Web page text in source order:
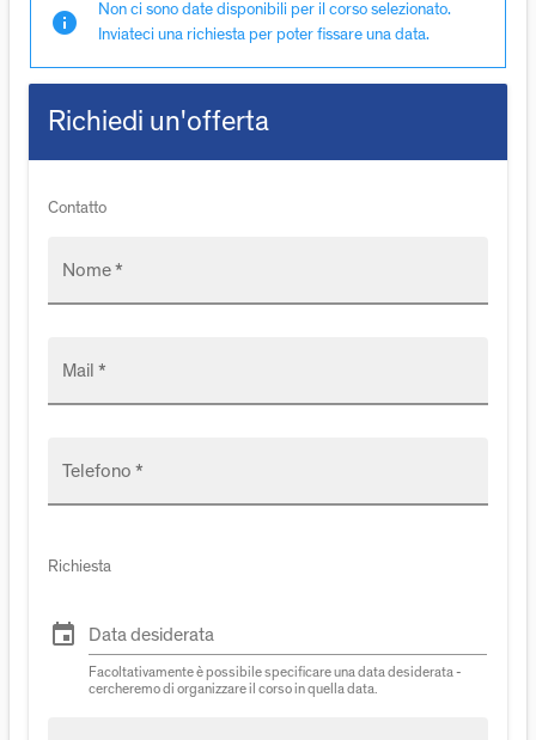
info
Non ci sono date disponibili per il corso selezionato.
Inviateci una richiesta per poter fissare una data.
Richiedi un'offerta
Contatto
Nome *
Mail *
Telefono *
Richiesta
event Data desiderata
Facoltativamente è possibile specificare una data desiderata -
cercheremo di organizzare il corso in quella data.